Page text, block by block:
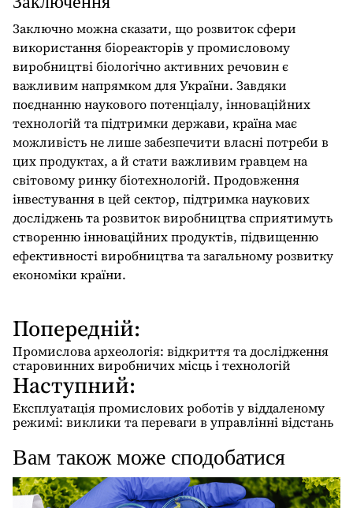
Заключно можна сказати, що розвиток сфери
використання біореакторів у промисловому
виробництві біологічно активних речовин є
важливим напрямком для України. Завдяки
поєднанню наукового потенціалу, інноваційних
технологій та підтримки держави, країна має
можливість не лише забезпечити власні потреби в
цих продуктах, а й стати важливим гравцем на
світовому ринку біотехнологій. Продовження
інвестування в цей сектор, підтримка наукових
досліджень та розвиток виробництва сприятимуть
створенню інноваційних продуктів, підвищенню
ефективності виробництва та загальному розвитку
економіки країни.
Н
а
в
і
г
а
ц
і
я
Попередній:
Промислова археологія: відкриття та дослідження
старовинних виробничих місць і технологій
Наступний:
Експлуатація промислових роботів у віддаленому
режимі: виклики та переваги в управлінні відстань
Вам також може сподобатися